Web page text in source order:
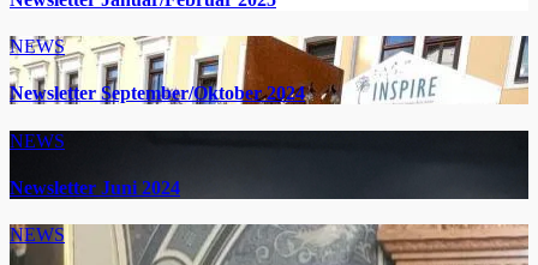
NEWS
Newsletter September/Oktober 2024
NEWS
Newsletter Juni 2024
NEWS